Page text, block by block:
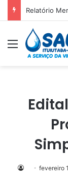
Relatório
Menu
fevereiro